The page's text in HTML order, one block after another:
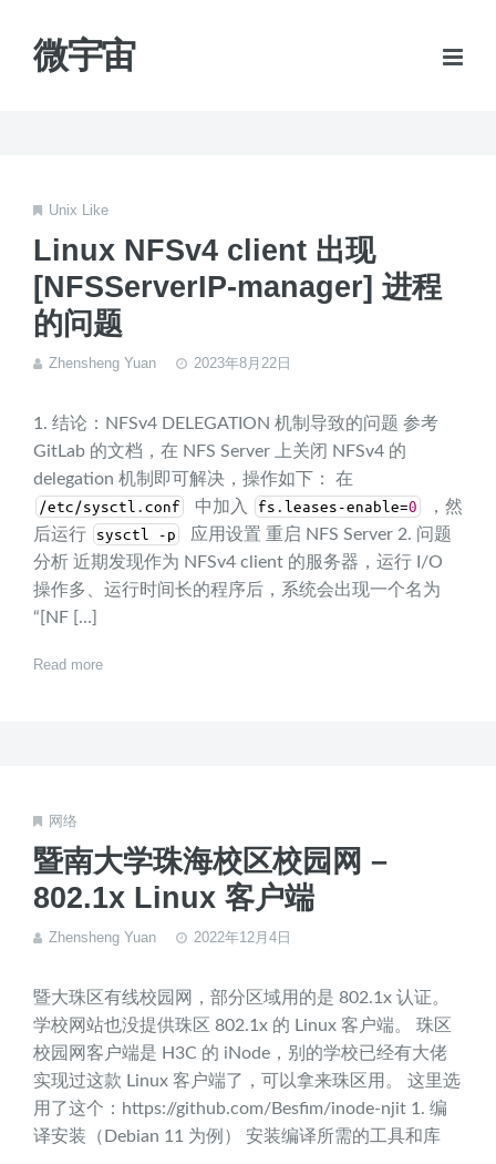
微宇宙
Unix Like
Linux NFSv4 client 出现
[NFSServerIP-manager] 进程
的问题
Zhensheng Yuan 2023年8月22日
1. 结论：NFSv4 DELEGATION 机制导致的问题 参考
GitLab 的文档，在 NFS Server 上关闭 NFSv4 的
delegation 机制即可解决，操作如下： 在
/etc /sysctl . conf 中加入 fs . leases -enable=0
，然
后运行
sysctl - p
应用设置 重启 NFS Server 2. 问题
分析 近期发现作为 NFSv4 client 的服务器，运行 I/O
操作多、运行时间长的程序后，系统会出现一个名为
“[NF […]
Read more
网络
暨南大学珠海校区校园网 –
802.1x Linux 客户端
Zhensheng Yuan 2022年12月4日
暨大珠区有线校园网，部分区域用的是 802.1x 认证。
学校网站也没提供珠区 802.1x 的 Linux 客户端。 珠区
校园网客户端是 H3C 的 iNode，别的学校已经有大佬
实现过这款 Linux 客户端了，可以拿来珠区用。 这里选
用了这个：https://github.com/Besfim/inode-njit 1. 编
译安装（Debian 11 为例） 安装编译所需的工具和库